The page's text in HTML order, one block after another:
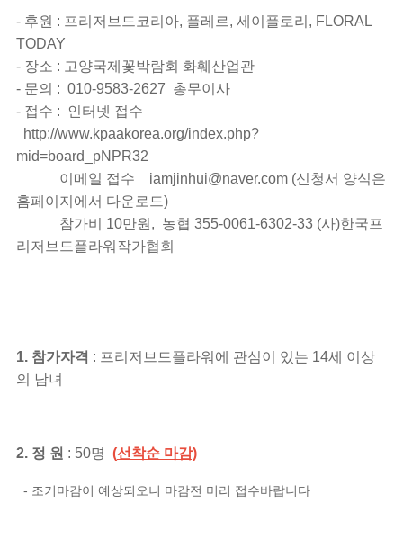
- 후원 : 프리저브드코리아, 플레르, 세이플로리, FLORAL
TODAY
- 장소 : 고양국제꽃박람회 화훼산업관
- 문의 : 010-9583-2627 총무이사
- 접수 :
인터넷 접수
http://www.kpaakorea.org/index.php?
mid=board_pNPR32
이메일 접수 iamjinhui@naver.com (신청서 양식은
홈페이지에서 다운로드)
참가비 10만원, 농협 355-0061-6302-33 (사)한국프
리저브드플라워작가협회
1. 참가자격 : 프리저브드플라워에 관심이 있는 14세 이상
의 남녀
2. 정 원 : 50명 (선착순 마감)
- 조기마감이 예상되오니 마감전 미리 접수바랍니다